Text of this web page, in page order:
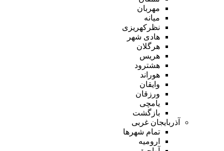
مهربان
میانه
نظرکهریزی
هادی شهر
هرگلان
هریس
هشترود
هوراند
وایقان
ورزقان
یامچی
بازگشت
آذربایجان غربی
تمام شهر‌ها
ارومیه